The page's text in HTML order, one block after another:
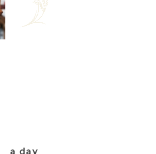
a day